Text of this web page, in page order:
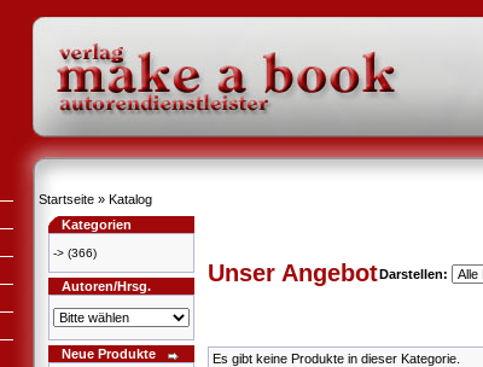
Startseite » Katalog
Kategorien
-> (366)
Autoren/Hrsg.
Neue Produkte
Unser AngebotDarstellen:
Es gibt keine Produkte in dieser Kategorie.